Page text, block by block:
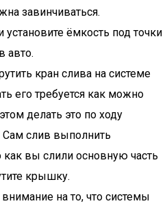
завинчиваться.
установите ёмкость под точки
авто.
кран слива на системе
его требуется как можно
делать это по ходу
Сам слив выполнить
вы слили основную часть
крышку.
на то, что системы